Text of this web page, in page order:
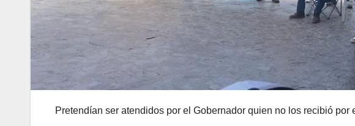
Pretendían ser atendidos por el Gobernador quien no los recibió por